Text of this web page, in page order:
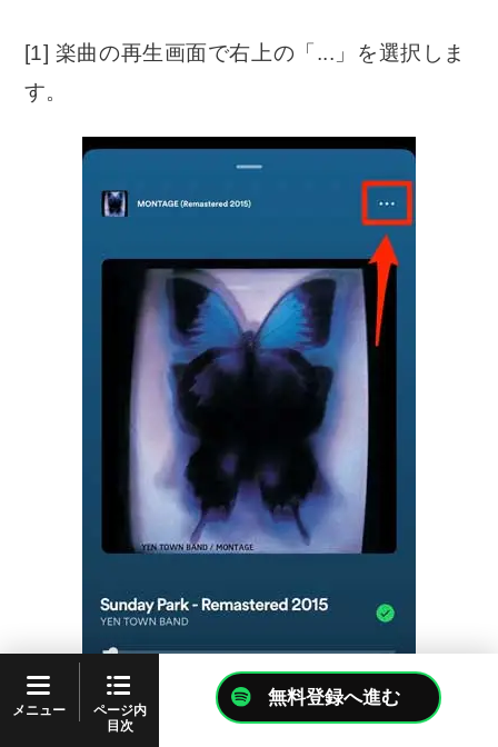
[1] 楽曲の再生画面で右上の「...」を選択しま
す。
メニュー
ページ内
目次
無料登録へ進む